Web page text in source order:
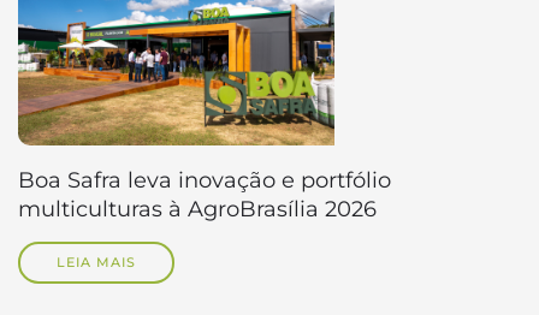
Boa Safra leva inovação e portfólio
multiculturas à AgroBrasília 2026
LEIA MAIS